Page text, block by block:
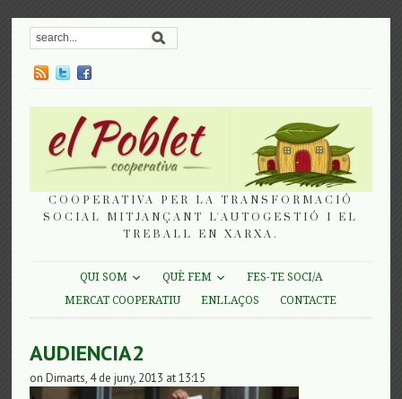
COOPERATIVA PER LA TRANSFORMACIÓ
SOCIAL MITJANÇANT L'AUTOGESTIÓ I EL
TREBALL EN XARXA.
QUI SOM QUÈ FEM
FES-TE SOCI/A
MERCAT COOPERATIU
ENLLAÇOS CONTACTE
AUDIENCIA2
on Dimarts, 4 de juny, 2013 at 13:15